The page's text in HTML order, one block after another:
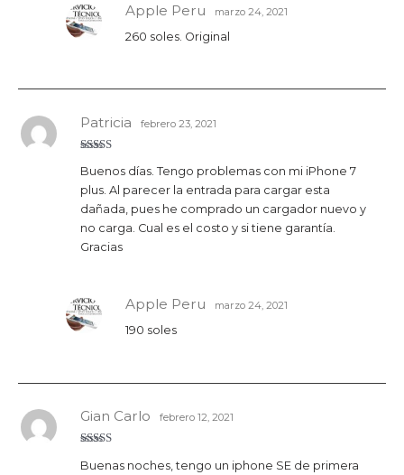
Apple Peru marzo 24, 2021
260 soles. Original
con4de
Patricia febrero 23, 2021
Buenos días. Tengo problemas con mi iPhone 7
plus. Al parecer la entrada para cargar esta
dañada, pues he comprado un cargador nuevo y
no carga. Cual es el costo y si tiene garantía.
Gracias
Apple Peru marzo 24, 2021
190 soles
con5de 5
Gian Carlo febrero 12, 2021
Buenas noches, tengo un iphone SE de primera